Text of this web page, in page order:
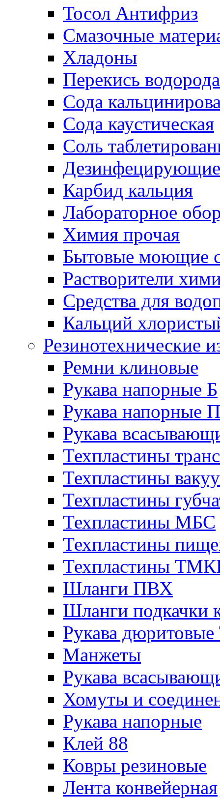
Тосол Антифриз
Смазочные
Хладоны
Перекись водорода
Сода
Сода каустическая
Соль
Дезинфецирующие
Карбид кальция
Лабораторное
Химия прочая
Бытовые моющие
Растворители
Средства для
Кальций
Резинотехнические
Ремни клиновые
Рукава напорные Б
Рукава напорные П
Рукава
Техпластины
Техпластины
Техпластины
Техпластины МБС
Техпластины
Техпластины
Шланги ПВХ
Шланги подкачки
Рукава
Манжеты
Рукава
Хомуты и
Рукава напорные
Клей 88
Ковры резиновые
Лента конвейерная